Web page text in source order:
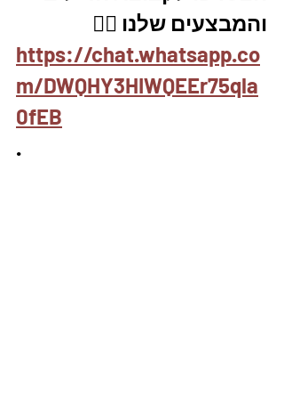
והמבצעים שלנו 👇🏽
https://chat.whatsapp.co
m/DWQHY3HIWQEEr75qla
0fEB
.